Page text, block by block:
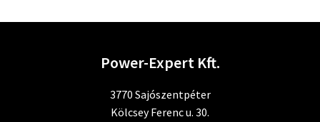
Power-Expert Kft.
3770 Sajószentpéter
Kölcsey Ferenc u. 30.